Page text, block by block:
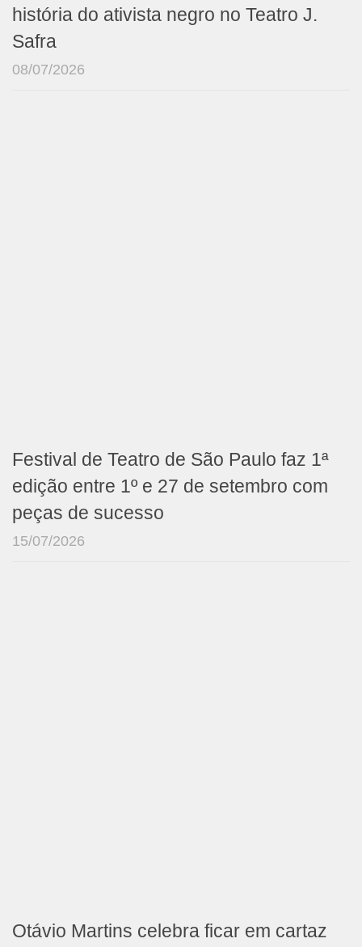
história do ativista negro no Teatro J.
Safra
08/07/2026
Festival de Teatro de São Paulo faz 1ª
edição entre 1º e 27 de setembro com
peças de sucesso
15/07/2026
Otávio Martins celebra ficar em cartaz